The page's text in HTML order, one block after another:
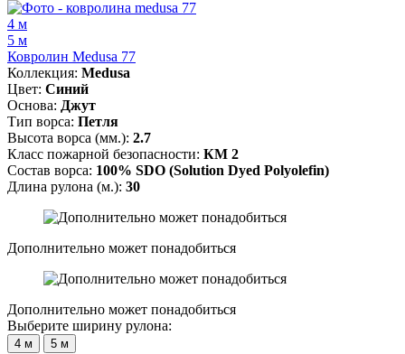
4 м
5 м
Ковролин Medusa 77
Коллекция: Medusa
Цвет: Синий
Основа: Джут
Тип ворса: Петля
Высота ворса (мм.): 2.7
Класс пожарной безопасности: КМ 2
Состав ворса: 100% SDO (Solution Dyed Polyolefin)
Длина рулона (м.): 30
Дополнительно может понадобиться
Дополнительно может понадобиться
Выберите ширину рулона:
4 м
5 м